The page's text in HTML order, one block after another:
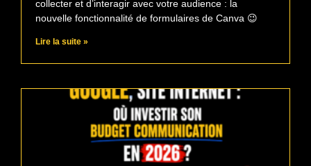
collecter et d’interagir avec votre audience : la
nouvelle fonctionnalité de formulaires de Canva 😉
Lire la suite »